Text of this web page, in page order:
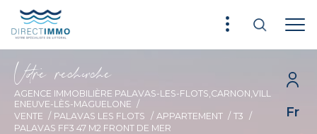
Fr
Vore recece
AGENCE IMMOBILIÈRE PALAVAS-LES-FLOTS,CARNON,VILL
ENEUVE-LÈS-MAGUELONE
VENTE
PALAVAS LES FLOTS APPARTEMENT
T3
PALAVAS FF3 47 M2 FRONT DE MER